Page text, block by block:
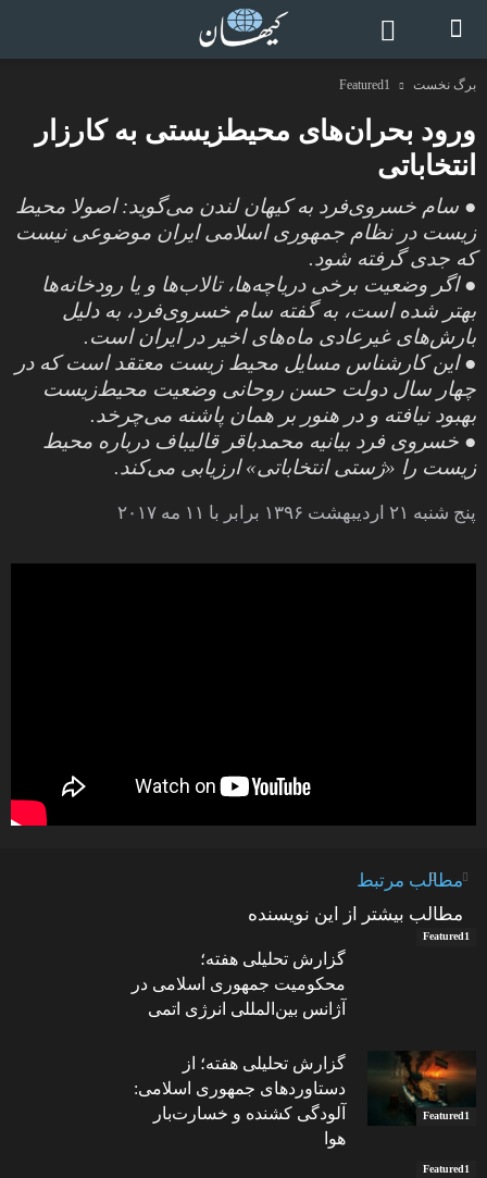
برگ نخست Featured1
ورود بحران‌های محیطزیستی به کارزار
انتخاباتی
● سام خسروی‌فرد به کیهان لندن می‌گوید: اصولا محیط
زیست در نظام جمهوری اسلامی ایران موضوعی نیست
که جدی گرفته شود.
● اگر وضعیت برخی دریاچه‌ها، تالاب‌ها و یا رودخانه‌ها
بهتر شده است، به گفته سام خسروی‌فرد، به دلیل
بارش‌های غیرعادی ماه‌های اخیر در ایران است.
● این کارشناس مسایل محیط زیست معتقد است که در
چهار سال دولت حسن روحانی وضعیت محیط‌زیست
بهبود نیافته و در هنور بر همان پاشنه می‌چرخد.
● خسروی فرد بیانیه محمد‌باقر قالیباف درباره محیط
زیست را «ژستی انتخاباتی» ارزیابی می‌کند.
پنج شنبه ۲۱ اردیبهشت ۱۳۹۶ برابر با ۱۱ مه ۲۰۱۷
مطالب مرتبط
مطالب بیشتر از این نویسنده
Featured1
گزارش تحلیلی هفته؛
محکومیت جمهوری اسلامی در
آژانس بین‌المللی انرژی اتمی
Featured1
گزارش تحلیلی هفته؛ از
دستاوردهای جمهوری اسلامی:
آلودگی کشنده و خسارت‌بار
هوا
Featured1